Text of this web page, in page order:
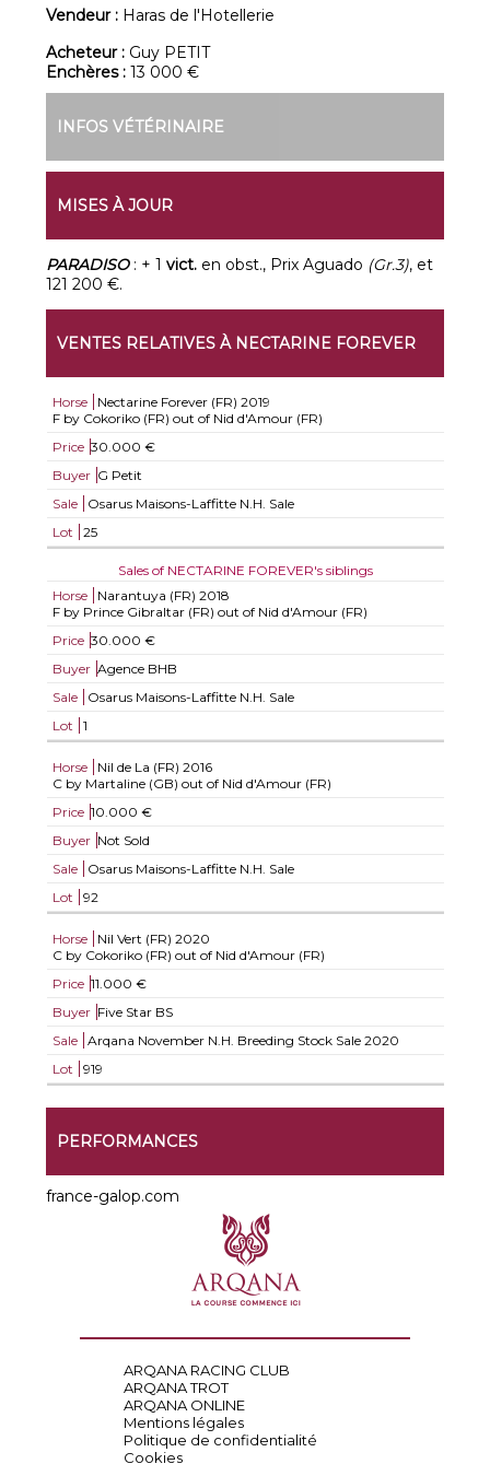
Vendeur : Haras de l'Hotellerie
Acheteur : Guy PETIT
Enchères :13 000 €
INFOS VÉTÉRINAIRE
MISES À JOUR
PARADISO: + 1vict. en obst., Prix Aguado (Gr.3), et
121 200 €.
VENTES RELATIVES À NECTARINE FOREVER
Horse Nectarine Forever (FR) 2019
F by Cokoriko (FR) out of Nid d'Amour (FR)
Price 30.000 €
Buyer G Petit
Sale
Osarus Maisons-Laffitte N.H. Sale
Lot
25
Sales of NECTARINE FOREVER's siblings
Horse
Narantuya (FR) 2018
F by Prince Gibraltar (FR) out of Nid d'Amour (FR)
Price 30.000 €
Buyer Agence BHB
Sale
Osarus Maisons-Laffitte N.H. Sale
Lot
1
Horse Nil de La (FR) 2016
C by Martaline (GB) out of Nid d'Amour (FR)
Price 10.000 €
Buyer Not Sold
Sale
Osarus Maisons-Laffitte N.H. Sale
Lot
92
Horse Nil Vert (FR) 2020
C by Cokoriko (FR) out of Nid d'Amour (FR)
Price 11.000 €
Buyer Five Star BS
Sale
Arqana November N.H. Breeding Stock Sale 2020
Lot
919
PERFORMANCES
france-galop.com
ARQANA RACING CLUB
ARQANA TROT
ARQANA ONLINE
Mentions légales
Politique de confidentialité
Cookies